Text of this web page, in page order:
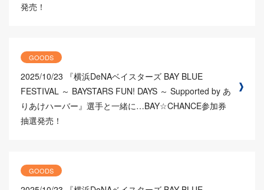
発売！
GOODS
2025/10/23
『横浜DeNAベイスターズ BAY BLUE
FESTIVAL ～ BAYSTARS FUN! DAYS ～ Supported by あ
りあけハーバー』選手と一緒に…BAY☆CHANCE参加券
抽選発売！
GOODS